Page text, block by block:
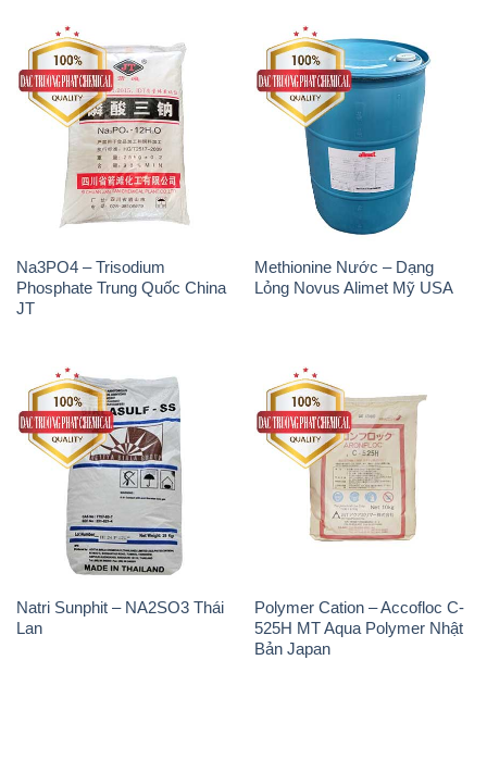
Na3PO4 – Trisodium
Phosphate Trung Quốc China
Methionine Nước – Dạng
Lỏng Novus Alimet Mỹ USA
Natri Sunphit – NA2SO3 Thái
Polymer Cation – Accofloc C-
525H MT Aqua Polymer Nhật
Bản Japan